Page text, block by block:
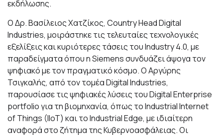
εκδήλωσης.
Ο Δρ. Βασίλειος Χατζίκος, Country Head Digital
Industries, μοιράστηκε τις τελευταίες τεχνολογικές
εξελίξεις και κυριότερες τάσεις του Industry 4.0, με
παραδείγματα όπου η Siemens συνδυάζει άψογα τον
ψηφιακό με τον πραγματικό κόσμο. Ο Αργύρης
Τσιγκαλής, από τον τομέα Digital Industries,
παρουσίασε τις ψηφιακές λύσεις του Digital Enterprise
portfolio για τη βιομηχανία, όπως το Industrial Internet
of Things (IIoT) και το Industrial Edge, με ιδιαίτερη
αναφορά στο ζήτημα της Κυβερνοασφάλειας. Οι